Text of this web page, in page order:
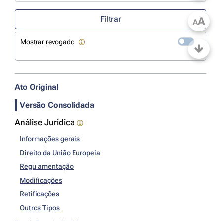
Filtrar
Mostrar revogado
Ato Original
Versão Consolidada
Análise Jurídica
Informações gerais
Direito da União Europeia
Regulamentação
Modificações
Retificações
Outros Tipos
AA